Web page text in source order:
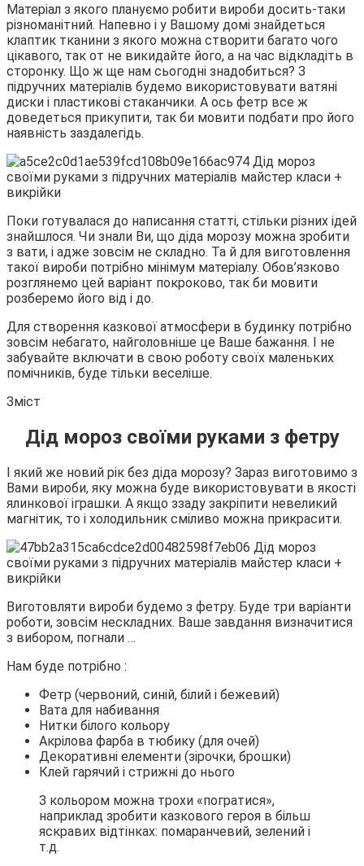
Матеріал з якого плануємо робити вироби досить-таки
різноманітний. Напевно і у Вашому домі знайдеться
клаптик тканини з якого можна створити багато чого
цікавого, так от не викидайте його, а на час відкладіть в
сторонку. Що ж ще нам сьогодні знадобиться? З
підручних матеріалів будемо використовувати ватяні
диски і пластикові стаканчики. А ось фетр все ж
доведеться прикупити, так би мовити подбати про його
наявність заздалегідь.
Поки готувалася до написання статті, стільки різних ідей
знайшлося. Чи знали Ви, що діда морозу можна зробити
з вати, і адже зовсім не складно. Та й для виготовлення
такої вироби потрібно мінімум матеріалу. Обов’язково
розглянемо цей варіант покроково, так би мовити
розберемо його від і до.
Для створення казкової атмосфери в будинку потрібно
зовсім небагато, найголовніше це Ваше бажання. І не
забувайте включати в свою роботу своїх маленьких
помічників, буде тільки веселіше.
Зміст
Дід мороз своїми руками з фетру
І який же новий рік без діда морозу? Зараз виготовимо з
Вами вироби, яку можна буде використовувати в якості
ялинкової іграшки. А якщо ззаду закріпити невеликий
магнітик, то і холодильник сміливо можна прикрасити.
Виготовляти вироби будемо з фетру. Буде три варіанти
роботи, зовсім нескладних. Ваше завдання визначитися
з вибором, погнали …
Нам буде потрібно :
Фетр (червоний, синій, білий і бежевий)
Вата для набивання
Нитки білого кольору
Акрілова фарба в тюбику (для очей)
Декоративні елементи (зірочки, брошки)
Клей гарячий і стрижні до нього
З кольором можна трохи «погратися»,
наприклад зробити казкового героя в більш
яскравих відтінках: помаранчевий, зелений і
т.д.